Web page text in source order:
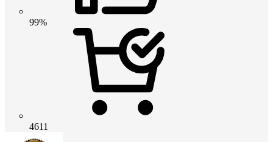
99%
4611